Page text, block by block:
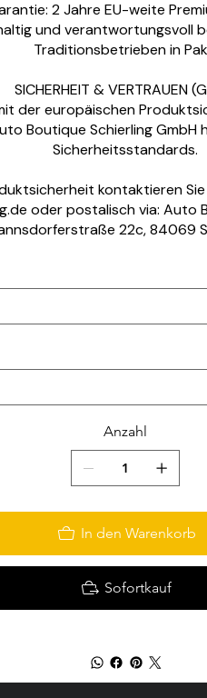
2 Jahre EU-weite
und verantwortungsvoll
Traditionsbetrieben in
SICHERHEIT & VERTRAUEN
der europäischen
Boutique Schierling
Sicherheitsstandards.
kontaktieren
oder postalisch via: Auto
22c, 84069
Anzahl
In den Warenkorb
Sofortkauf